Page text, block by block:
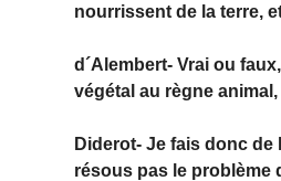
nourrissent de la terre,
d´Alembert- Vrai ou
végétal au règne animal,
Diderot- Je fais donc de
résous pas le problème